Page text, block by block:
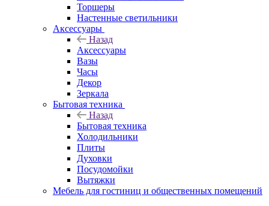
Торшеры
Настенные светильники
Аксессуары
Назад
Аксессуары
Вазы
Часы
Декор
Зеркала
Бытовая техника
Назад
Бытовая техника
Холодильники
Плиты
Духовки
Посудомойки
Вытяжки
Мебель для гостиниц и общественных помещений